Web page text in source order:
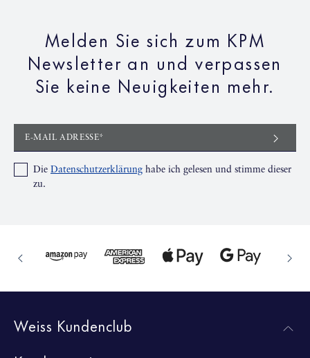
Melden Sie sich zum KPM
Newsletter an und verpassen
Sie keine Neuigkeiten mehr.
E-MAIL ADRESSE*
Die Datenschutzerklärung habe ich gelesen und stimme dieser
zu.
Weiss Kundenclub